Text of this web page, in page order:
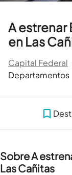
A
en Las
Capital Federal
Departamentos
Sobre A
Las Cañitas